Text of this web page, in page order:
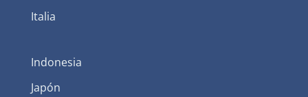
Italia
Indonesia
Japón